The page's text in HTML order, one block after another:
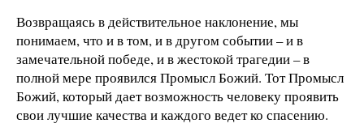
Возвращаясь в действительное наклонение, мы
понимаем, что и в том, и в другом событии – и в
замечательной победе, и в жестокой трагедии – в
полной мере проявился Промысл Божий. Тот Промысл
Божий, который дает возможность человеку проявить
свои лучшие качества и каждого ведет ко спасению.